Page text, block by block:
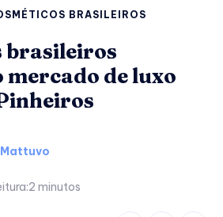
BRASILEIROS
brasileiros
mercado de luxo
2 minutos